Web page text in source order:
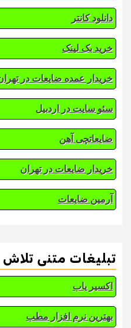
دانلود کانتر
خرید بک لینک
خریدار عمده ضایعات در
سئو سایت در اردبیل
ضایعاتچی آهن
خریدار ضایعات در تهران
آرمین ضایعات
تبلیغات متنی تلاش
اکسیر یاب
بهترین نرم افزار مطب